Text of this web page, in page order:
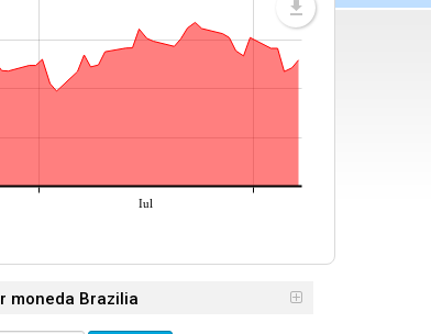
Iul
moneda Brazilia